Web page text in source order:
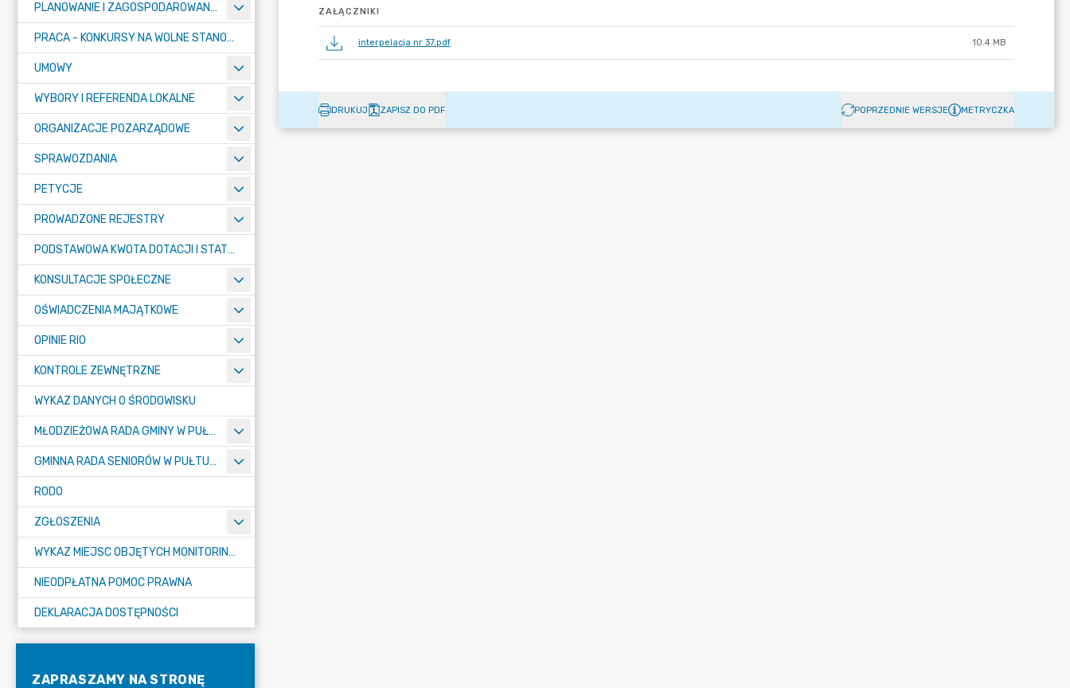
PLANOWANIE I ZAGOSPODAROWANIE PRZESTRZENNE
PRACA - KONKURSY NA WOLNE STANOWISKA
UMOWY
WYBORY I REFERENDA LOKALNE
ORGANIZACJE POZARZĄDOWE
SPRAWOZDANIA
PETYCJE
PROWADZONE REJESTRY
PODSTAWOWA KWOTA DOTACJI I STATYSTYCZNA LICZBA UCZNIÓW
KONSULTACJE SPOŁECZNE
OŚWIADCZENIA MAJĄTKOWE
OPINIE RIO
KONTROLE ZEWNĘTRZNE
WYKAZ DANYCH O ŚRODOWISKU
MŁODZIEŻOWA RADA GMINY W PUŁTUSKU
GMINNA RADA SENIORÓW W PUŁTUSKU
RODO
ZGŁOSZENIA
WYKAZ MIEJSC OBJĘTYCH MONITORINGIEM
NIEODPŁATNA POMOC PRAWNA
DEKLARACJA DOSTĘPNOŚCI
ZAPRASZAMY NA STRONĘ
ZAŁĄCZNIKI
interpelacja nr 37.pdf 10.4 MB
DRUKUJ ZAPISZ DO PDF POPRZEDNIE WERSJE METRYCZKA